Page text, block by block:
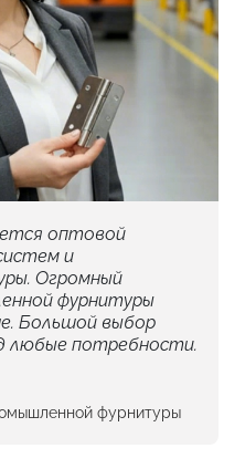
оптовой
и
Огромный
фурнитуры
Большой выбор
любые потребности.
фурнитуры